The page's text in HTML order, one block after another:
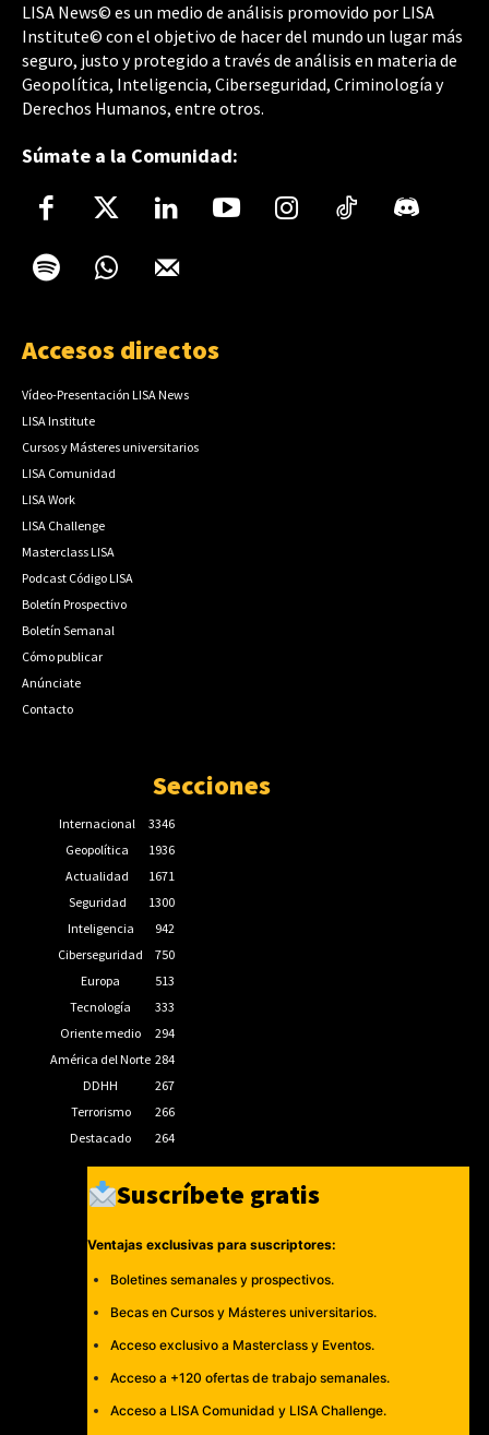
LISA News© es un medio de análisis promovido por LISA
Institute© con el objetivo de hacer del mundo un lugar más
seguro, justo y protegido a través de análisis en materia de
Geopolítica, Inteligencia, Ciberseguridad, Criminología y
Derechos Humanos, entre otros.
Súmate a la Comunidad:
Accesos directos
Vídeo-Presentación LISA News
LISA Institute
Cursos y Másteres universitarios
LISA Comunidad
LISA Work
LISA Challenge
Masterclass LISA
Podcast Código LISA
Boletín Prospectivo
Boletín Semanal
Cómo publicar
Anúnciate
Contacto
Secciones
Internacional
3346
Geopolítica
1936
Actualidad
1671
Seguridad
1300
Inteligencia
942
Ciberseguridad
750
Europa
513
Tecnología
333
Oriente medio
294
América del Norte 284
DDHH
267
Terrorismo
266
Destacado
264
Suscríbete gratis
Ventajas exclusivas para suscriptores:
Boletines semanales y prospectivos.
Becas en Cursos y Másteres universitarios.
Acceso exclusivo a Masterclass y Eventos.
Acceso a +120 ofertas de trabajo semanales.
Acceso a LISA Comunidad y LISA Challenge.